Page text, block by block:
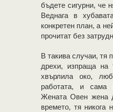
бъдете сигурни, че
Веднага в
конкретен план, а
прочитат без
В такива случаи, тя
дрехи, изпраща
хвърлила око,
работата, и сама
Жената Овен жена
времето, тя никога